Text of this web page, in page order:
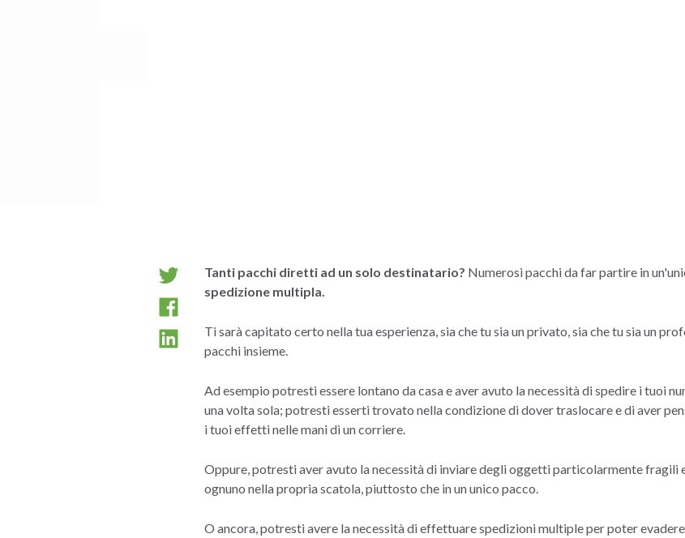
Tanti pacchi diretti ad un solo destinatario? Numerosi pacchi da far partire in
spedizione multipla.
Ti sarà capitato certo nella tua esperienza, sia che tu sia un privato, sia che tu sia un
pacchi insieme.
Ad esempio potresti essere lontano da casa e aver avuto la necessità di spedire i tuoi
una volta sola; potresti esserti trovato nella condizione di dover traslocare e di aver
i tuoi effetti nelle mani di un corriere.
Oppure, potresti aver avuto la necessità di inviare degli oggetti particolarmente
ognuno nella propria scatola, piuttosto che in un unico pacco.
O ancora, potresti avere la necessità di effettuare spedizioni multiple per poter